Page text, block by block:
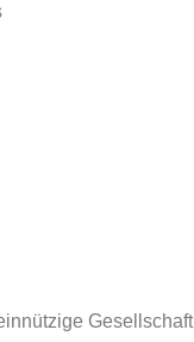
Gesellschaft